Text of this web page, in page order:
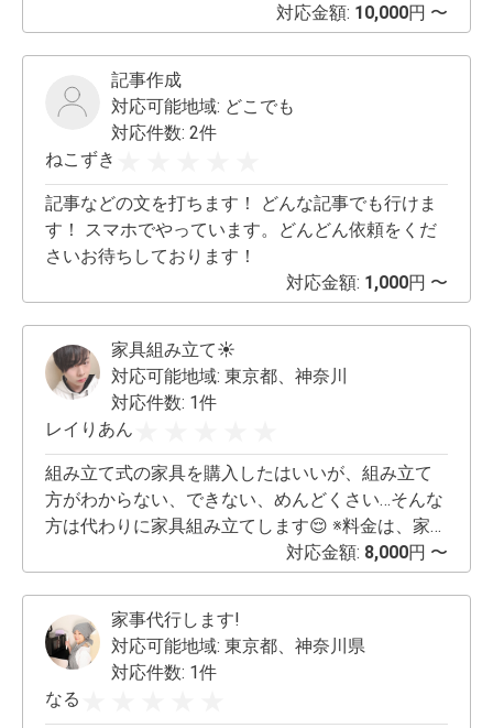
な方 簡単なスマホ操作ができる方 長期的にお
仕事できる方 コツコツ作業が好きな方 を募集
しております！！ どなたでも始められて、どこで
もいつでもスマホさえあれば、できるお仕事なの
で本業やりながらお仕事してくださる方も 多数お
ります！！♡ 学生さんや、ママさんも多数いるの
で ご安心ください♪ その他詳細などもご質問等も
ありましたら、気軽にお問い合わせください♪ た
くさんのご応募をお待ちしております☆
る情報量に応じて対応させていただきます。 基本
的に開発費(こちらが変動します) と 情報量に応じ
す。 情報はエクセルで納品いたします。 よろしく
お願いいたします。
対応金額: 10,000円 〜
記事作成
対応可能地域: どこでも
対応件数: 2件
ねこずき
記事などの文を打ちます！ どんな記事でも行けま
す！ スマホでやっています。どんどん依頼をくだ
さいお待ちしております！
対応金額: 1,000円 〜
家具組み立て☀️
対応可能地域: 東京都、神奈川
対応件数: 1件
レイりあん
組み立て式の家具を購入したはいいが、組み立て
方がわからない、できない、めんどくさい…そんな
方は代わりに家具組み立てします😌 ※料金は、家具
やサイズによってなので要相談！対応金額: 8,000円 〜
家事代行します!
対応可能地域: 東京都、神奈川県
対応件数: 1件
なる